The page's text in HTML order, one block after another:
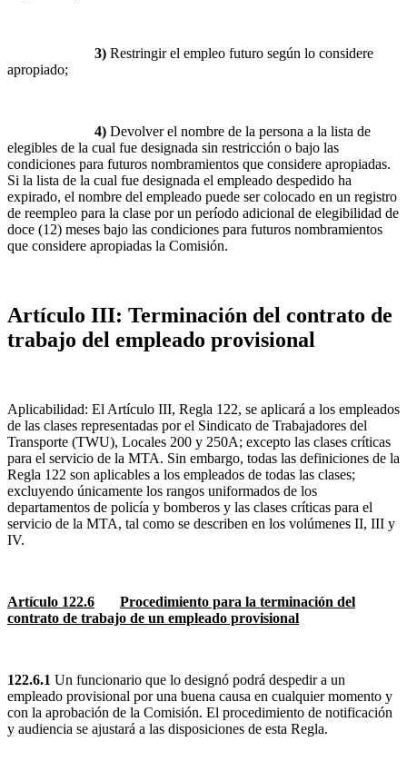
3) Restringir el empleo futuro según lo considere
apropiado;
4) Devolver el nombre de la persona a la lista de
elegibles de la cual fue designada sin restricción o bajo las
condiciones para futuros nombramientos que considere apropiadas.
Si la lista de la cual fue designada el empleado despedido ha
expirado, el nombre del empleado puede ser colocado en un registro
de reempleo para la clase por un período adicional de elegibilidad de
doce (12) meses bajo las condiciones para futuros nombramientos
que considere apropiadas la Comisión.
Artículo III: Terminación del contrato de
trabajo del empleado provisional
Aplicabilidad: El Artículo III, Regla 122, se aplicará a los empleados
de las clases representadas por el Sindicato de Trabajadores del
Transporte (TWU), Locales 200 y 250A; excepto las clases críticas
para el servicio de la MTA. Sin embargo, todas las definiciones de la
Regla 122 son aplicables a los empleados de todas las clases;
excluyendo únicamente los rangos uniformados de los
departamentos de policía y bomberos y las clases críticas para el
servicio de la MTA, tal como se describen en los volúmenes II, III y
IV.
Artículo 122.6
Procedimiento para la terminación del
contrato de trabajo de un empleado provisional
122.6.1 Un funcionario que lo designó podrá despedir a un
empleado provisional por una buena causa en cualquier momento y
con la aprobación de la Comisión. El procedimiento de notificación
y audiencia se ajustará a las disposiciones de esta Regla.